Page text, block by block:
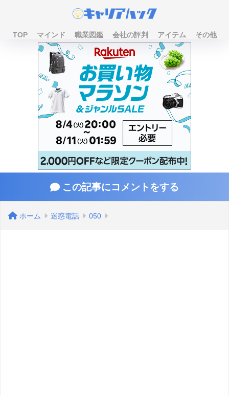
TOP マインド 職業図鑑 会社の評判 アイテム その他
この記事にコメントをする
ホーム 迷惑電話 050